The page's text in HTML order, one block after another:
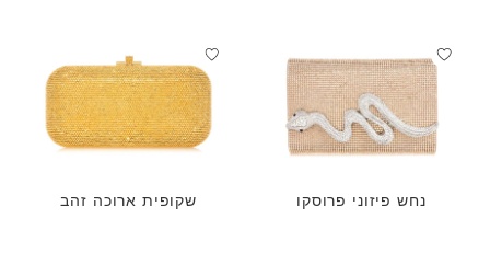
נחש פיזוני פרוסקו שקופית ארוכה זהב